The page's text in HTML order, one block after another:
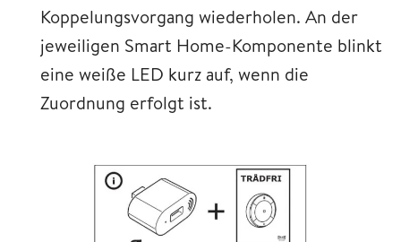
Koppelungsvorgang wiederholen. An der
jeweiligen Smart Home-Komponente blinkt
eine weiße LED kurz auf, wenn die
Zuordnung erfolgt ist.